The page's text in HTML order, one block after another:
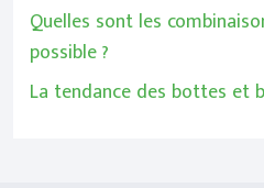
Quelles sont les
possible ?
La tendance des bottes et